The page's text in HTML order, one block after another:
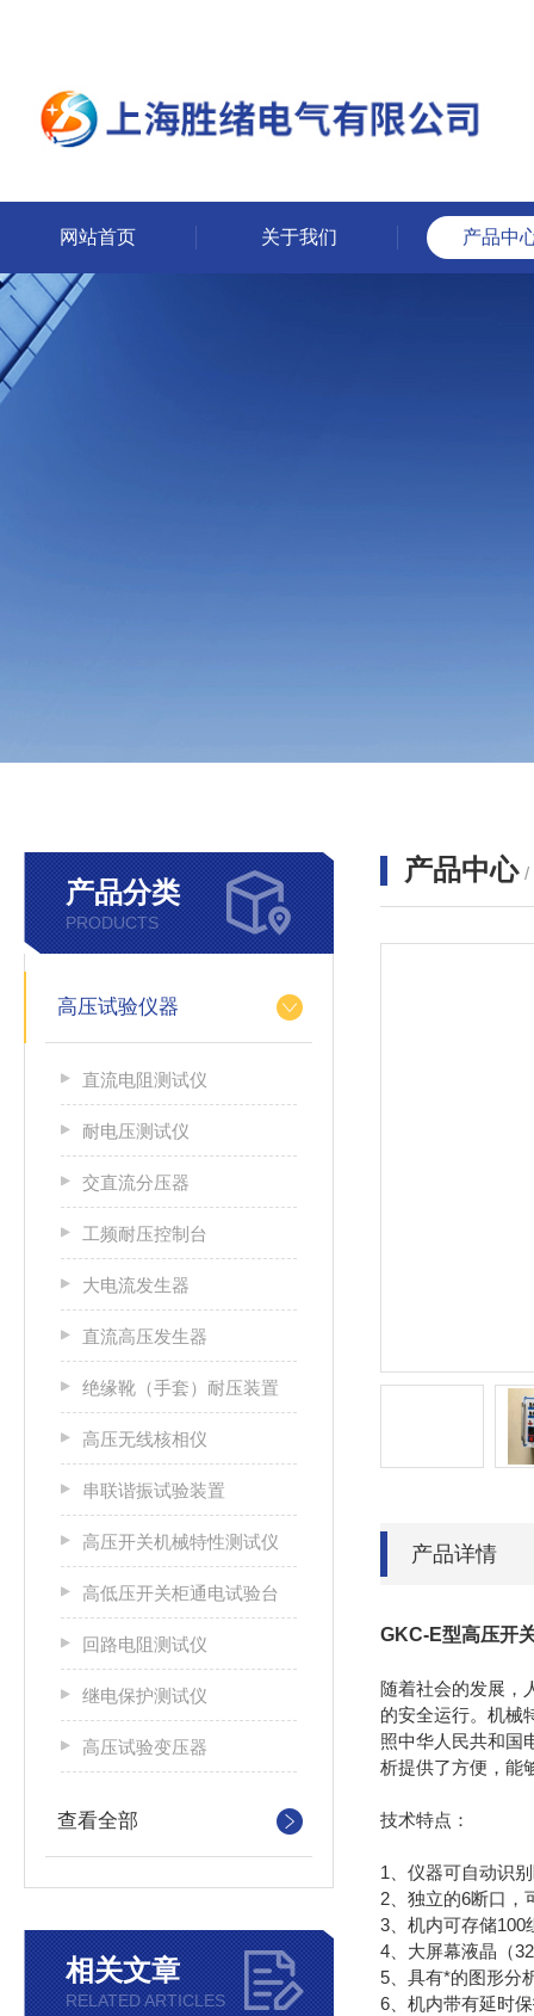
网站首页 关于我们 产品中
产品分类
PRODUCTS
高压试验仪器
直流电阻测试仪
耐电压测试仪
交直流分压器
工频耐压控制台
大电流发生器
直流高压发生器
绝缘靴（手套）耐压装置
高压无线核相仪
串联谐振试验装置
高压开关机械特性测试仪
高低压开关柜通电试验台
回路电阻测试仪
继电保护测试仪
高压试验变压器
查看全部
相关文章
RELATED ARTICLES
产品中心 /
产品详情
GKC-E型高压开
随着社会的发展，
的安全运行。机械
照中华人民共和国
析提供了方便，能
技术特点：
1、仪器可自动识
2、独立的6断口，
3、机内可存储100
4、大屏幕液晶（
5、具有*的图形分
6、机内带有延时